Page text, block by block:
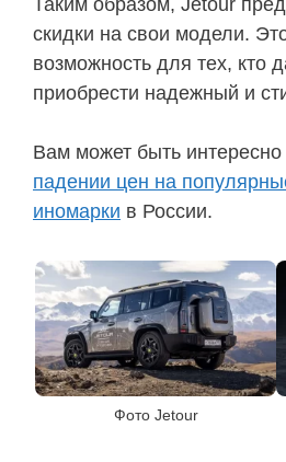
Таким образом, Jetour
скидки на свои модели.
возможность для тех, кто
приобрести надежный и
Вам может быть интересно
падении цен на
иномарки в России.
Фото Jetour